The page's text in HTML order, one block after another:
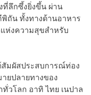
ที่ลึกซึ้งยิ่งขึ้น ผ่าน
ถัน ทั้งทางด้านอาหาร
ห่งความสุขสำหรับ
สัมผัสประสบการณ์ท่อง
ยปลายทางของ
วโลก อาทิ ไทย เนปาล